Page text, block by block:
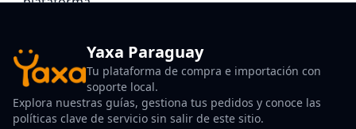
Yaxa Paraguay
Tu plataforma de compra e importación con
soporte local.
Explora nuestras guías, gestiona tus pedidos y conoce las
políticas clave de servicio sin salir de este sitio.